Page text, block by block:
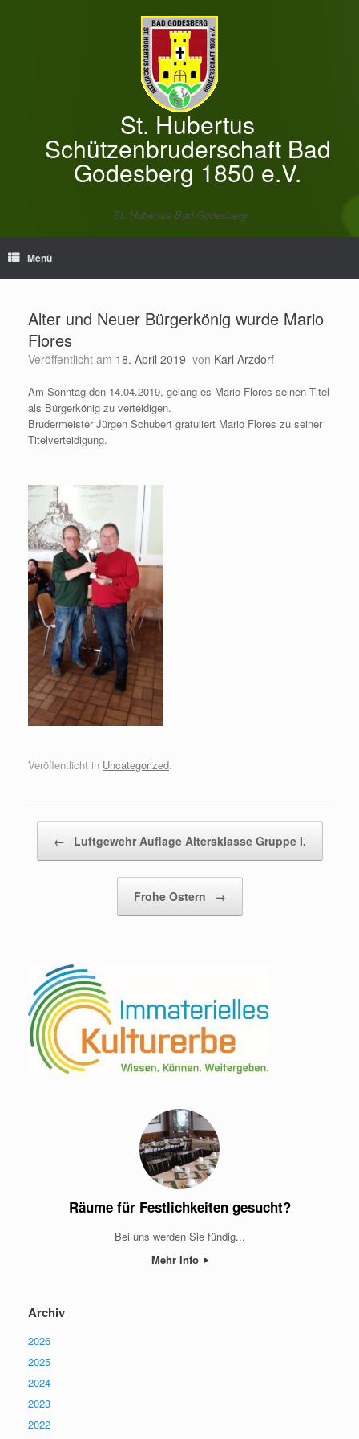
St. Hubertus
Schützenbruderschaft Bad
Godesberg 1850 e.V.
St. Hubertus Bad Godesberg
Menü
Alter und Neuer Bürgerkönig wurde Mario
Flores
Veröffentlicht am 18. April 2019 von Karl Arzdorf
Am Sonntag den 14.04.2019, gelang es Mario Flores seinen Titel
als Bürgerkönig zu verteidigen.
Brudermeister Jürgen Schubert gratuliert Mario Flores zu seiner
Titelverteidigung.
Veröffentlicht in Uncategorized.
← Luftgewehr Auflage Altersklasse Gruppe I.
Frohe Ostern →
Räume für Festlichkeiten gesucht?
Bei uns werden Sie fündig...
Mehr Info
Archiv
2026
2025
2024
2023
2022